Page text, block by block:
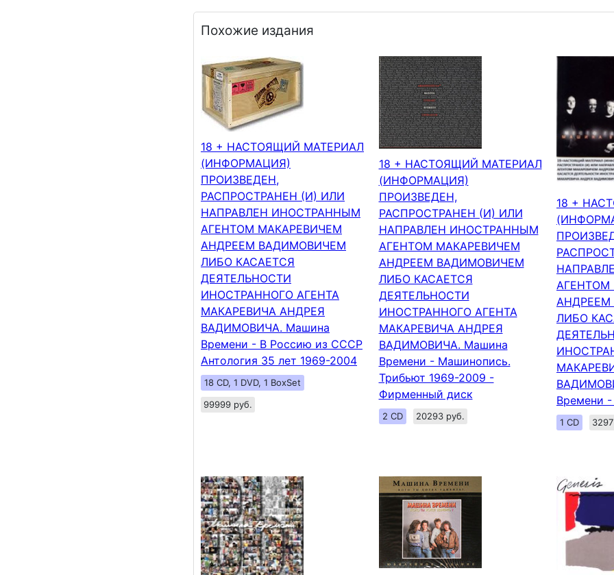
Похожие издания
18 + НАСТОЯЩИЙ МАТЕРИАЛ
(ИНФОРМАЦИЯ)
ПРОИЗВЕДЕН,
РАСПРОСТРАНЕН (И) ИЛИ
НАПРАВЛЕН ИНОСТРАННЫМ
АГЕНТОМ МАКАРЕВИЧЕМ
АНДРЕЕМ ВАДИМОВИЧЕМ
ЛИБО КАСАЕТСЯ
ДЕЯТЕЛЬНОСТИ
ИНОСТРАННОГО АГЕНТА
МАКАРЕВИЧА АНДРЕЯ
ВАДИМОВИЧА. Машина
Времени - В Россию из СССР
Антология 35 лет 1969-2004
18 CD, 1 DVD, 1 BoxSet
99999 руб.
18 + НАСТОЯЩИЙ МАТЕРИАЛ
(ИНФОРМАЦИЯ)
ПРОИЗВЕДЕН,
РАСПРОСТРАНЕН (И) ИЛИ
НАПРАВЛЕН ИНОСТРАННЫМ
АГЕНТОМ МАКАРЕВИЧЕМ
АНДРЕЕМ ВАДИМОВИЧЕМ
ЛИБО КАСАЕТСЯ
ДЕЯТЕЛЬНОСТИ
ИНОСТРАННОГО АГЕНТА
МАКАРЕВИЧА АНДРЕЯ
ВАДИМОВИЧА. Машина
Времени - Машинопись.
Трибьют 1969-2009 -
Фирменный диск
2 CD 20293 руб.
18 +
АГЕНТОМ
ЛИБО
Времени
1 CD